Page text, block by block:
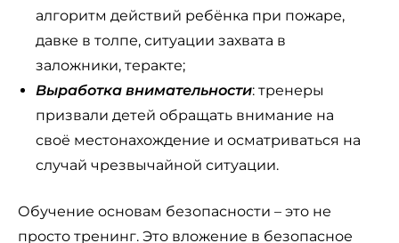
алгоритм действий ребёнка при пожаре,
давке в толпе, ситуации захвата в
заложники, теракте;
Выработка внимательности: тренеры
призвали детей обращать внимание на
своё местонахождение и осматриваться на
случай чрезвычайной ситуации.
Обучение основам безопасности – это не
просто тренинг. Это вложение в безопасное